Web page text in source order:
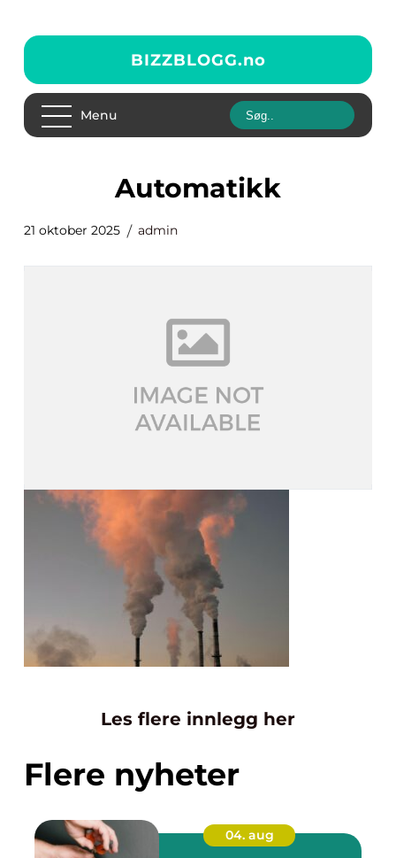
BIZZBLOGG.no
Menu
automatikk
21 oktober 2025 admin
Les flere innlegg her
Flere nyheter
04. aug